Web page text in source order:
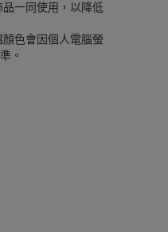
一同使用，以降低
色會因個人電腦螢
。